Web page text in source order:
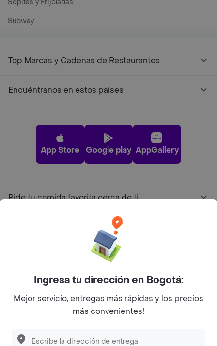
Sopitas y Frijoladas
Subway
Top Marcas y Cadenas de Restaurantes
Encuéntranos en estos países
App Store Google play AppGallery
Pide tu comida favorita cerca de ti
Sobre Rappi
Facebook
Twitter
Instagram
©2026Rappi Inc. All rights reserved.
Ingresa tu dirección en Bogotá:
Mejor servicio, entregas más rápidas y los precios
más convenientes!